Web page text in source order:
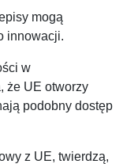
mogą
innowacji.
w
że UE otworzy
podobny dostęp
z UE, twierdzą,